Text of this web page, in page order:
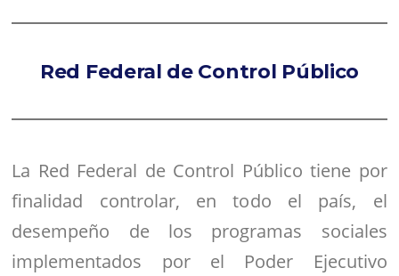
Red Federal de Control Público
La Red Federal de Control Público tiene por
finalidad controlar, en todo el país, el
desempeño de los programas sociales
implementados por el Poder Ejecutivo